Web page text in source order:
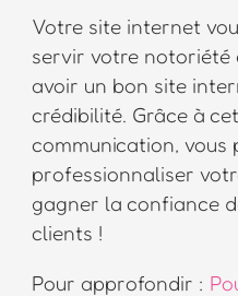
Votre site internet
servir votre notoriété
avoir un bon site
crédibilité. Grâce à
communication, vous
professionnaliser
gagner la confiance
clients !
Pour approfondir :